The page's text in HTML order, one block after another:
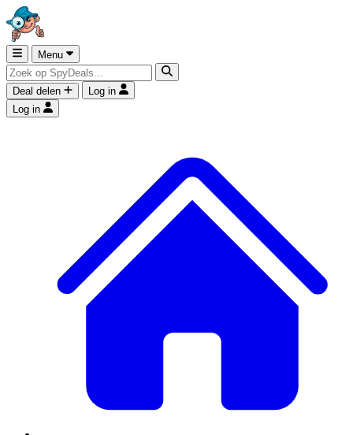
Menu
Deal delen
Log in
Log in